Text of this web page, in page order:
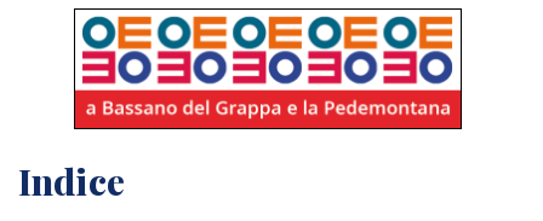
Indice